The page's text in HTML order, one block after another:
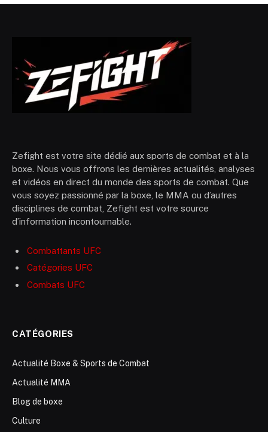
Zefight est votre site dédié aux sports de combat et à la
boxe. Nous vous offrons les dernières actualités, analyses
et vidéos en direct du monde des sports de combat. Que
vous soyez passionné par la boxe, le MMA ou d’autres
disciplines de combat, Zefight est votre source
d’information incontournable.
Combattants UFC
Catégories UFC
Combats UFC
CATÉGORIES
Actualité Boxe & Sports de Combat
Actualité MMA
Blog de boxe
Culture